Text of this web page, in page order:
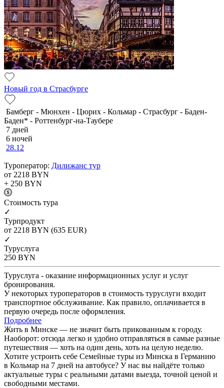
Новый год в Страсбурге
Бамберг - Мюнхен - Цюрих - Кольмар - Страсбург - Баден-
Баден* - Роттенбург-на-Таубере
7 дней
6 ночей
28.12
Туроператор: Дилижанс тур
от 2218 BYN
+ 250 BYN
Cтоимость тура
✓
Турпродукт
от 2218 BYN (635 EUR)
✓
Туруслуга
250 BYN
Туруслуга - оказание информационных услуг и услуг
бронирования.
У некоторых туроператоров в стоимость туруслуги входит
транспортное обслуживание. Как правило, оплачивается в
первую очередь после оформления.
Подробнее
Жить в Минске — не значит быть прикованным к городу.
Наоборот: отсюда легко и удобно отправляться в самые разные
путешествия — хоть на один день, хоть на целую неделю.
Хотите устроить себе Семейные туры из Минска в Германию
в Кольмар на 7 дней на автобусе? У нас вы найдёте только
актуальные туры с реальными датами выезда, точной ценой и
свободными местами.